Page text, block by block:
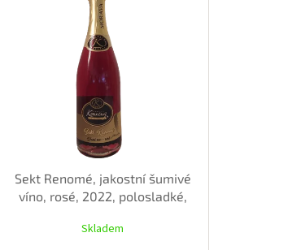
Sekt Renomé, jakostní šumivé
víno, rosé, 2022, polosladké,
Skladem